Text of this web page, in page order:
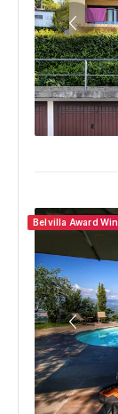
Belvilla Award